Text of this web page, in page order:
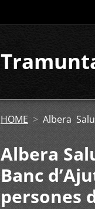
HOME > Albera
Albera
Banc
persones